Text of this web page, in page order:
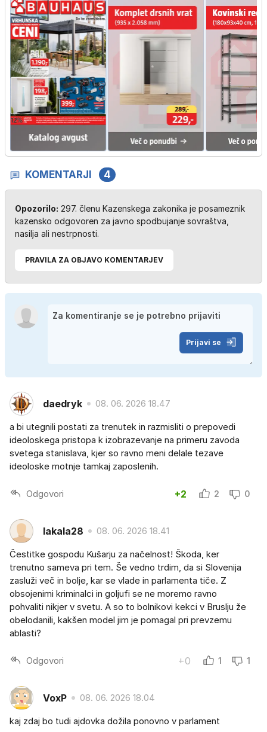
KOMENTARJI 4
Opozorilo: 297. členu Kazenskega zakonika je posameznik
kazensko odgovoren za javno spodbujanje sovraštva,
nasilja ali nestrpnosti.
PRAVILA ZA OBJAVO KOMENTARJEV
Prijavi se
daedryk 08. 06. 2026 18.47
a bi utegnili postati za trenutek in razmisliti o prepovedi
ideoloskega pristopa k izobrazevanje na primeru zavoda
svetega stanislava, kjer so ravno meni delale tezave
ideoloske motnje tamkaj zaposlenih.
Odgovori +2 2 0
lakala28 08. 06. 2026 18.41
Čestitke gospodu Kušarju za načelnost! Škoda, ker
trenutno sameva pri tem. Še vedno trdim, da si Slovenija
zasluži več in bolje, kar se vlade in parlamenta tiče. Z
obsojenimi kriminalci in goljufi se ne moremo ravno
pohvaliti nikjer v svetu. A so to bolnikovi kekci v Bruslju že
obelodanili, kakšen model jim je pomagal pri prevzemu
ablasti?
Odgovori +0 1 1
VoxP 08. 06. 2026 18.04
kaj zdaj bo tudi ajdovka dožila ponovno v parlament